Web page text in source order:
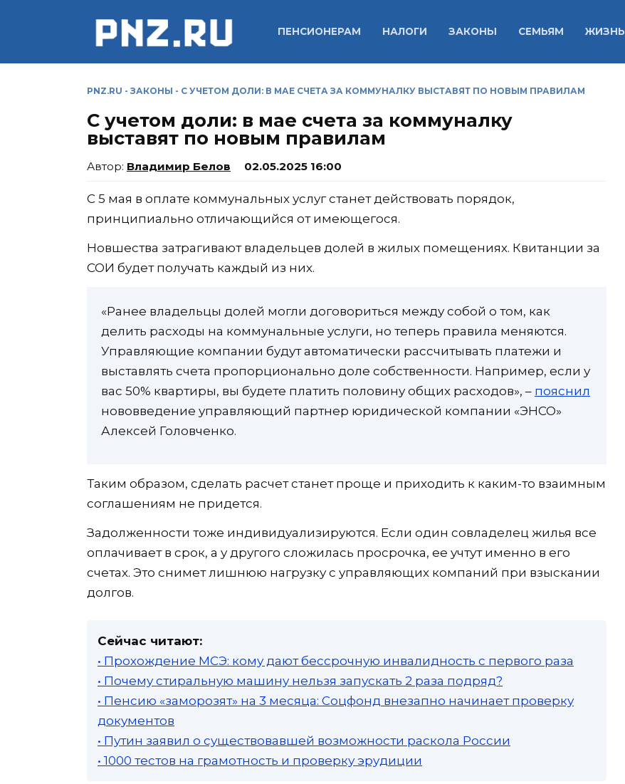
ПЕНСИОНЕРАМ НАЛОГИ ЗАКОНЫ СЕМЬЯМ ЖИЗНЬ
PNZ.RU - ЗАКОНЫ - С УЧЕТОМ ДОЛИ: В МАЕ СЧЕТА ЗА КОММУНАЛКУ ВЫСТАВЯТ ПО НОВЫМ ПРАВИЛАМ
С учетом доли: в мае счета за коммуналку
выставят по новым правилам
Владимир Белов 02.05.2025 16:00
С 5 мая в оплате коммунальных услуг станет действовать порядок,
принципиально отличающийся от имеющегося.
Новшества затрагивают владельцев долей в жилых помещениях. Квитанции за
СОИ будет получать каждый из них.
«Ранее владельцы долей могли договориться между собой о том, как
делить расходы на коммунальные услуги, но теперь правила меняются.
Управляющие компании будут автоматически рассчитывать платежи и
выставлять счета пропорционально доле собственности. Например, если у
вас 50% квартиры, вы будете платить половину общих расходов», – пояснил
нововведение управляющий партнер юридической компании «ЭНСО»
Алексей Головченко.
Таким образом, сделать расчет станет проще и приходить к каким-то взаимным
соглашениям не придется.
Задолженности тоже индивидуализируются. Если один совладелец жилья все
оплачивает в срок, а у другого сложилась просрочка, ее учтут именно в его
счетах. Это снимет лишнюю нагрузку с управляющих компаний при взыскании
долгов.
Сейчас читают:
• Прохождение МСЭ: кому дают бессрочную инвалидность с первого раза
• Почему стиральную машину нельзя запускать 2 раза подряд?
• Пенсию «заморозят» на 3 месяца: Соцфонд внезапно начинает проверку
документов
• Путин заявил о существовавшей возможности раскола России
• 1000 тестов на грамотность и проверку эрудиции